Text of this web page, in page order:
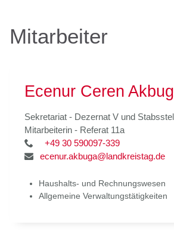
Mitarbeiter
Ecenur Ceren
Sekretariat - Dezernat V und
Mitarbeiterin - Referat 11a
+49 30 590097-339
ecenur.akbuga@landkreistag.de
Haushalts- und Rechnungswesen
Allgemeine Verwaltungstätigkeiten